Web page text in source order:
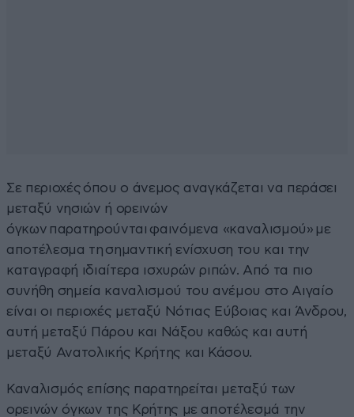
Σε περιοχές όπου ο άνεμος αναγκάζεται να περάσει
μεταξύ νησιών ή ορεινών
όγκων παρατηρούνται φαινόμενα «καναλισμού» με
αποτέλεσμα τη σημαντική ενίσχυση του και την
καταγραφή ιδιαίτερα ισχυρών ριπών. Από τα πιο
συνήθη σημεία καναλισμού του ανέμου στο Αιγαίο
είναι οι περιοχές μεταξύ Νότιας Εύβοιας και Άνδρου,
αυτή μεταξύ Πάρου και Νάξου καθώς και αυτή
μεταξύ Ανατολικής Κρήτης και Κάσου.
Καναλισμός επίσης παρατηρείται μεταξύ των
ορεινών όγκων της Κρήτης με αποτέλεσμά την